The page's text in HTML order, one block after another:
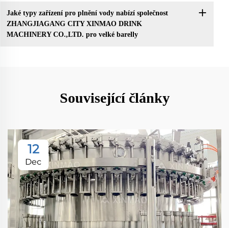
Jaké typy zařízení pro plnění vody nabízí společnost
ZHANGJIAGANG CITY XINMAO DRINK
MACHINERY CO.,LTD. pro velké barelly
Související články
12
Dec